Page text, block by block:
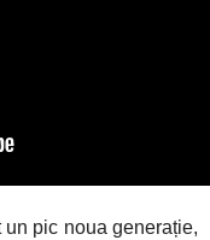
pic noua generație,